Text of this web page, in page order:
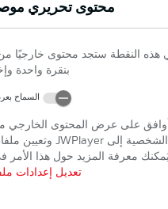
محتوى تحريري
هذه النقطة ستجد محتوى خارجيًا
بنقرة واحدة
السماح
على عرض المحتوى الخارجي
الشخصية إلى JWPlayer وتعيين
معرفة المزيد حول هذا الأمر
تعديل إعدادات